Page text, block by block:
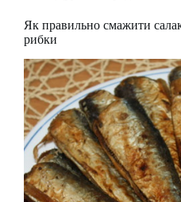
Як правильно смажити
рибки